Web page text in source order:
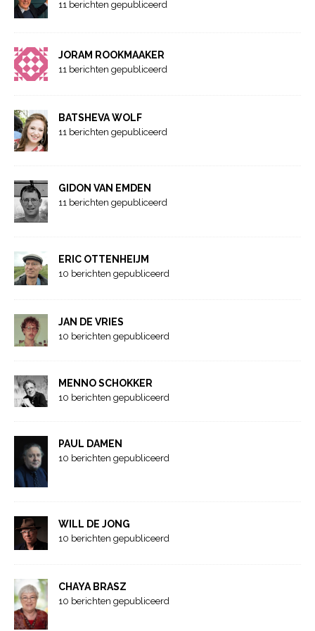
11 berichten gepubliceerd
JORAM ROOKMAAKER
11 berichten gepubliceerd
BATSHEVA WOLF
11 berichten gepubliceerd
GIDON VAN EMDEN
11 berichten gepubliceerd
ERIC OTTENHEIJM
10 berichten gepubliceerd
JAN DE VRIES
10 berichten gepubliceerd
MENNO SCHOKKER
10 berichten gepubliceerd
PAUL DAMEN
10 berichten gepubliceerd
WILL DE JONG
10 berichten gepubliceerd
CHAYA BRASZ
10 berichten gepubliceerd